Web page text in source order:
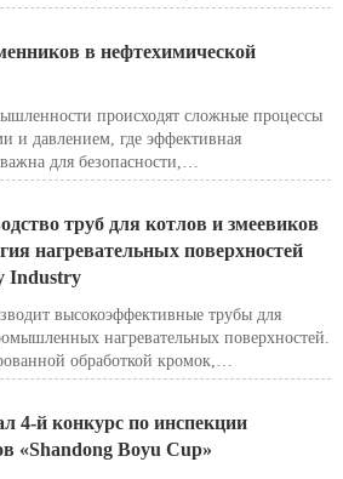
Будучи профессиональным
и изготовлении
дистилляционных и
нефтеперерабатывающем и
в нефтехимической
происходят сложные процессы
и давлением, где эффективная
для безопасности,
затрат. Теплообменники являются
процесса и общую энергоэффективность.
технологическими потоками,
тепло, подогревая сырье, конденсируя
производственной линии.
труб для котлов и змеевиков
нагревательных поверхностей
Industry
высокоэффективные трубы для
нагревательных поверхностей.
обработкой кромок,
DR неразрушающим контролем и гибкой
4-й конкурс по инспекции
«Shandong Boyu Cup»